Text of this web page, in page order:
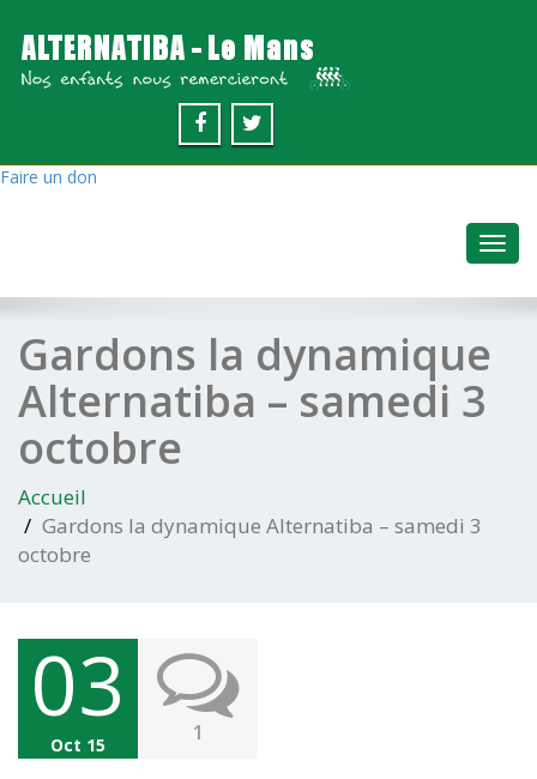
Faire un don
Gardons la dynamique
Alternatiba – samedi 3
octobre
Accueil
Gardons la dynamique Alternatiba – samedi 3
octobre
03
Oct 15 1